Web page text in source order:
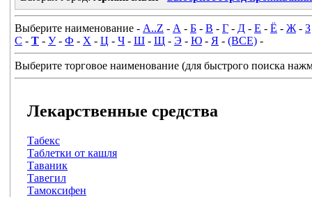
Выберите наименование - A..Z - А - Б - В - Г - Д - Е - Ё - Ж - З
С - Т - У- Ф - Х - Ц - Ч - Ш - Щ - Э - Ю - Я - (ВСЕ) -
Выберите торговое наименование (для быстрого поиска
Лекарственные средства
Табекс
Таблетки от кашля
Таваник
Тавегил
Тамоксифен